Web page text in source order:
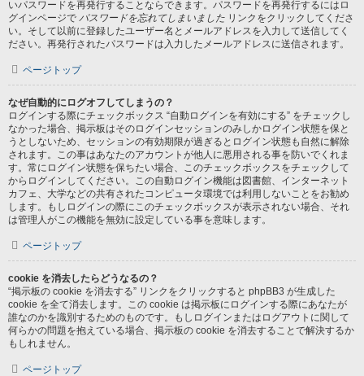
いパスワードを再発行することならできます。パスワードを再発行するにはロ
グインページで パスワードを忘れてしまいました リンクをクリックしてくださ
い。そして以前に登録したユーザー名とメールアドレスを入力して送信してく
ださい。再発行されたパスワードは入力したメールアドレスに送信されます。
ページトップ
なぜ自動的にログオフしてしまうの？
ログインする際にチェックボックス “自動ログインを有効にする” をチェックし
なかった場合、掲示板はそのログインセッションのみしかログイン状態を保と
うとしないため、セッションの有効期限が過ぎるとログイン状態も自然に解除
されます。この事はあなたのアカウントが他人に悪用される事を防いでくれま
す。常にログイン状態を保ちたい場合、このチェックボックスをチェックして
からログインしてください。この自動ログイン機能は図書館、インターネット
カフェ、大学などの共有されたコンピュータ環境では利用しないことをお勧め
します。もしログインの際にこのチェックボックスが表示されない場合、それ
は管理人がこの機能を無効に設定している事を意味します。
ページトップ
cookie を消去したらどうなるの？
“掲示板の cookie を消去する” リンクをクリックすると phpBB3 が生成した
cookie を全て消去します。この cookie は掲示板にログインする際にあなたが
誰なのかを識別するためのものです。もしログインまたはログアウトに関して
何らかの問題を抱えている場合、掲示板の cookie を消去することで解決するか
もしれません。
ページトップ